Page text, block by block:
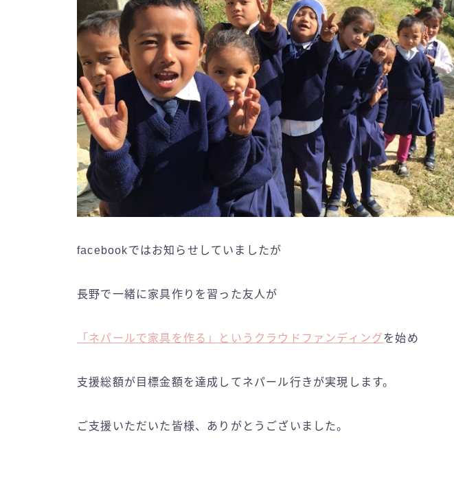
facebookではお知らせしていましたが
長野で一緒に家具作りを習った友人が
「ネパールで家具を作る」というクラウドファンディング を始め
支援総額が目標金額を達成してネパール行きが実現します。
ご支援いただいた皆様、ありがとうございました。